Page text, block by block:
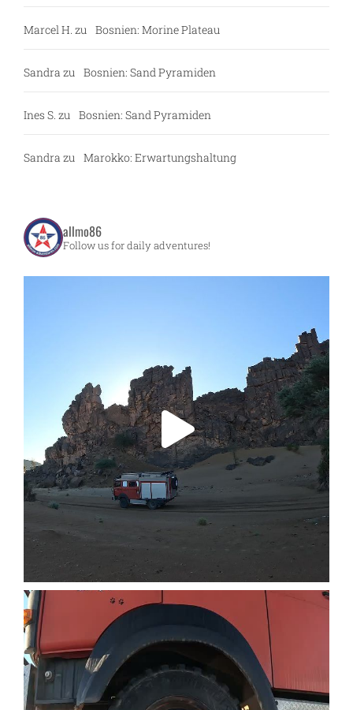
Marcel H. zu Bosnien: Morine Plateau
Sandra zu Bosnien: Sand Pyramiden
Ines S. zu Bosnien: Sand Pyramiden
Sandra zu Marokko: Erwartungshaltung
allmo86
Follow us for daily adventures!